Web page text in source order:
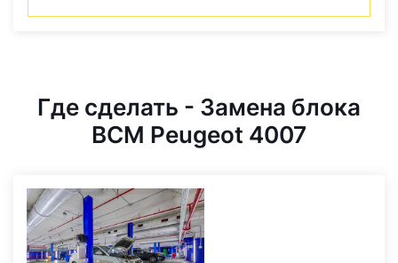
Где сделать - Замена блока
BCM Peugeot 4007